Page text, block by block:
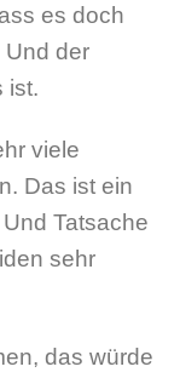
es doch
Und der
ist.
viele
Das ist ein
Tatsache
sehr
das würde